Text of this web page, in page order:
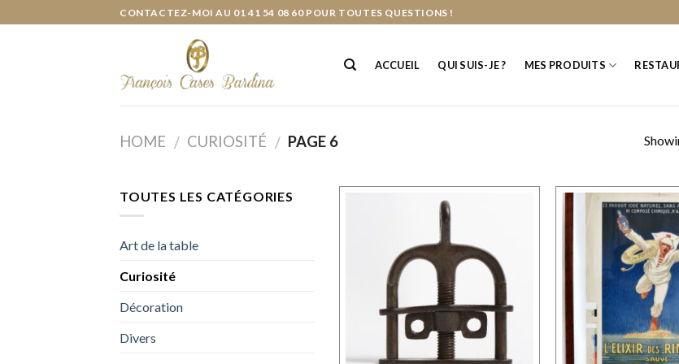
CONTACTEZ-MOI AU 01 41 54 08 60 POUR TOUTES QUESTIONS !
ACCUEIL QUI SUIS-JE ? MES PRODUITS
HOME / CURIOSITÉ / PAGE 6
TOUTES LES CATÉGORIES
Art de la table
Curiosité
Décoration
Divers